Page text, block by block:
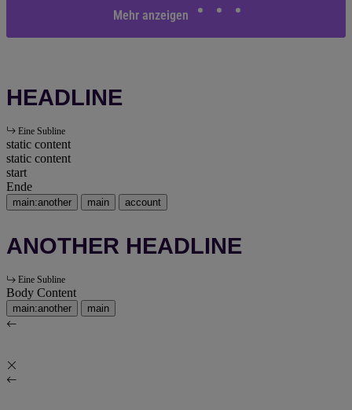
Mehr anzeigen
HEADLINE
Eine Subline
static content
static content
start
Ende
main:another main account
ANOTHER HEADLINE
Eine Subline
Body Content
main:another main